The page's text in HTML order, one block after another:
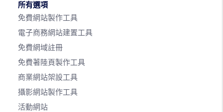
所有選項
免費網站製作工具
電子商務網站建置工具
免費網域註冊
免費著陸頁製作工具
商業網站架設工具
攝影網站製作工具
活動網站